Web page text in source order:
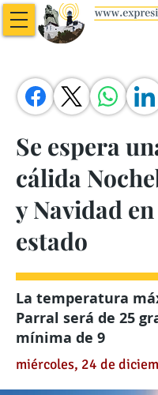
Se espera
cálida
y Navidad
estado
La temperatura
Parral será de 25
mínima de 9
miércoles, 24 de